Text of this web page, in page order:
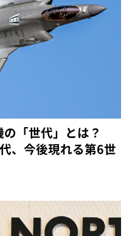
「世代」とは？
、今後現れる第6世